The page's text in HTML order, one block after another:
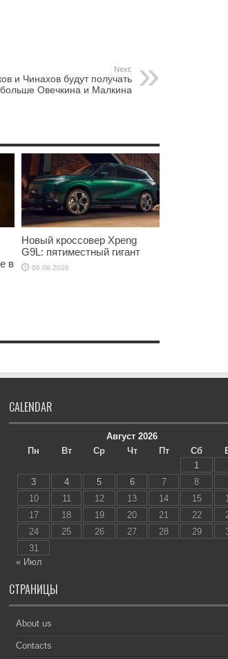
Next:
и Чинахов будут получать
Овечкина и Малкина
в
Новый кроссовер Xpeng
G9L: пятиместный гигант
06.08.2026
CALENDAR
Август 2026
Пн
Вт Ср Чт Пт Сб
1
3
4 5 6 7 8
10
11 12 13 14 15
17
18 19 20 21 22
24
25 26 27 28 29
31
« Июл
СТРАНИЦЫ
About us
Contacts